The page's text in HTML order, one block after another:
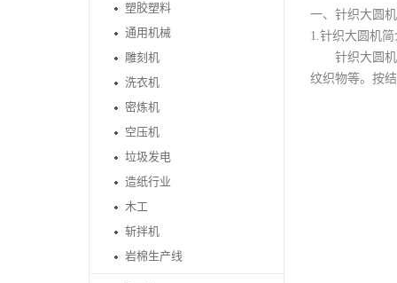
塑胶塑料
通用机械
雕刻机
洗衣机
密炼机
空压机
垃圾发电
造纸行业
木工
斩拌机
岩棉生产线
一、针织大圆
1.针织大圆机简
针织大圆机
纹织物等。按